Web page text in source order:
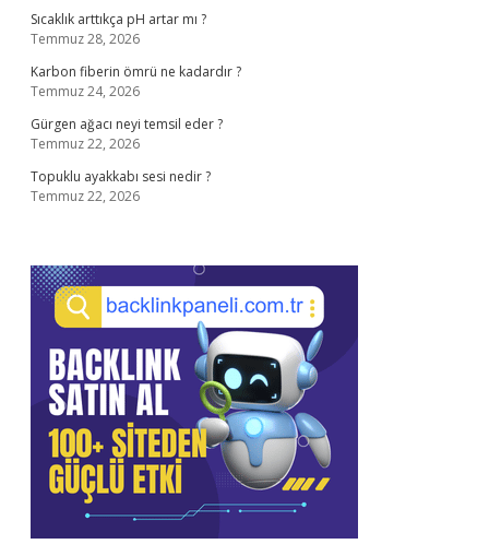
Sıcaklık arttıkça pH artar mı ?
Temmuz 28, 2026
Karbon fiberin ömrü ne kadardır ?
Temmuz 24, 2026
Gürgen ağacı neyi temsil eder ?
Temmuz 22, 2026
Topuklu ayakkabı sesi nedir ?
Temmuz 22, 2026